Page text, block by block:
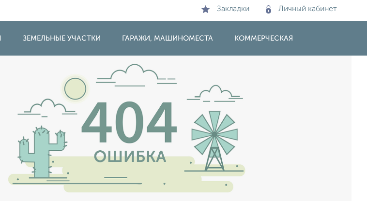
Закладки Личный кабинет
ЗЕМЕЛЬНЫЕ УЧАСТКИ ГАРАЖИ, МАШИНОМЕСТА КОММЕРЧЕСКАЯ